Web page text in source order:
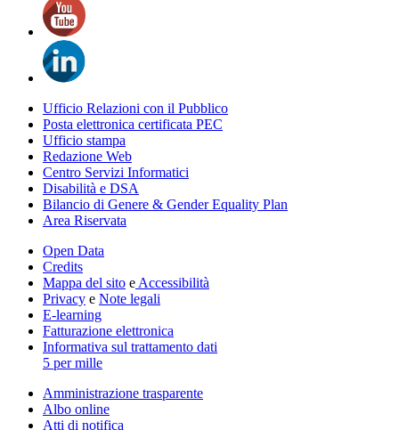
Ufficio Relazioni con il Pubblico
Posta elettronica certificata PEC
Ufficio stampa
Redazione Web
Centro Servizi Informatici
Disabilità e DSA
Bilancio di Genere & Gender Equality Plan
Area Riservata
Open Data
Credits
Mappa del sito e Accessibilità
Privacy e Note legali
E-learning
Fatturazione elettronica
Informativa sul trattamento dati
5 per mille
Amministrazione trasparente
Albo online
Atti di notifica